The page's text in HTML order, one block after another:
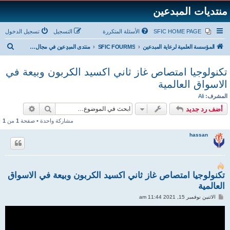
منتديات المبدعين
SFIC HOME PAGE الأسئلة المتكررة تسجيل الدخول التسجيل
المؤسسة العلمية لرعاية المبدعين SFIC FOURMS منتدى المبدِعين في مجال الطاقة
تكنولوجيا امتصاص غاز ثاني اكسيد الكربون وبيعة في
الاسواق العالمية
المشرف: Ali
أضف رد جديد بحث
مشاركة واحدة • صفحة 1 من 1
hassan
تكنولوجيا امتصاص غاز ثاني اكسيد الكربون وبيعة في الاسواق
العالمية
الاثنين نوفمبر 15, 2021 11:44 am